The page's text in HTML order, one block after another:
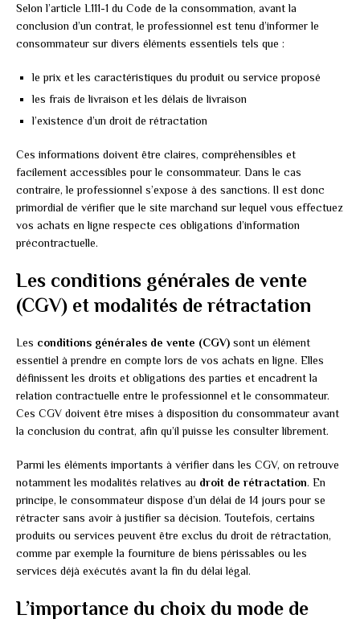
Selon l’article L111-1 du Code de la consommation, avant la
conclusion d’un contrat, le professionnel est tenu d’informer le
consommateur sur divers éléments essentiels tels que :
le prix et les caractéristiques du produit ou service proposé
les frais de livraison et les délais de livraison
l’existence d’un droit de rétractation
Ces informations doivent être claires, compréhensibles et
facilement accessibles pour le consommateur. Dans le cas
contraire, le professionnel s’expose à des sanctions. Il est donc
primordial de vérifier que le site marchand sur lequel vous effectuez
vos achats en ligne respecte ces obligations d’information
précontractuelle.
Les conditions générales de vente
(CGV) et modalités de rétractation
Les conditions générales de vente (CGV) sont un élément
essentiel à prendre en compte lors de vos achats en ligne. Elles
définissent les droits et obligations des parties et encadrent la
relation contractuelle entre le professionnel et le consommateur.
Ces CGV doivent être mises à disposition du consommateur avant
la conclusion du contrat, afin qu’il puisse les consulter librement.
Parmi les éléments importants à vérifier dans les CGV, on retrouve
notamment les modalités relatives au droit de rétractation. En
principe, le consommateur dispose d’un délai de 14 jours pour se
rétracter sans avoir à justifier sa décision. Toutefois, certains
produits ou services peuvent être exclus du droit de rétractation,
comme par exemple la fourniture de biens périssables ou les
services déjà exécutés avant la fin du délai légal.
L’importance du choix du mode de